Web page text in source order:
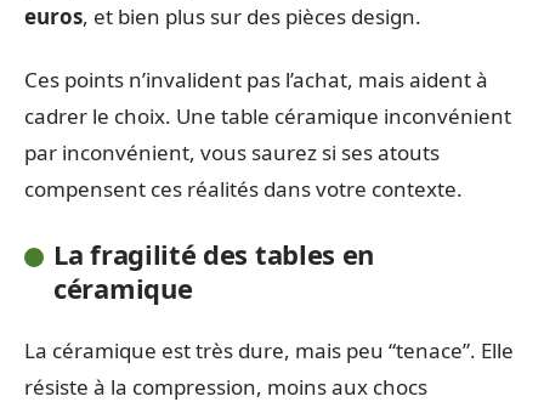
euros, et bien plus sur des pièces design.
Ces points n’invalident pas l’achat, mais aident à
cadrer le choix. Une table céramique inconvénient
par inconvénient, vous saurez si ses atouts
compensent ces réalités dans votre contexte.
La fragilité des tables en
céramique
La céramique est très dure, mais peu “tenace”. Elle
résiste à la compression, moins aux chocs